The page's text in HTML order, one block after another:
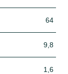
64
9,8
1,6